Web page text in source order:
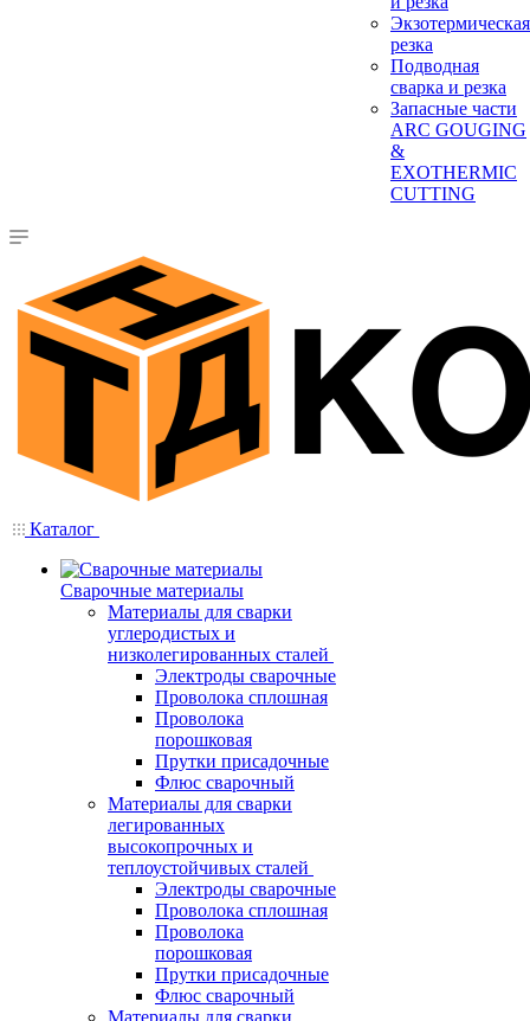
Экзотермическая
резка
Подводная
сварка и резка
Запасные части
ARC GOUGING
&
EXOTHERMIC
CUTTING
Каталог
Сварочные материалы
Материалы для сварки
углеродистых и
низколегированных сталей
Электроды сварочные
Проволока сплошная
Проволока
порошковая
Прутки присадочные
Флюс сварочный
Материалы для сварки
легированных
высокопрочных и
теплоустойчивых сталей
Электроды сварочные
Проволока сплошная
Проволока
порошковая
Прутки присадочные
Флюс сварочный
Материалы для сварки